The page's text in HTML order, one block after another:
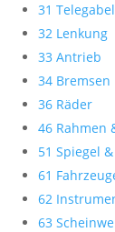
31 Telegabel
32 Lenkung
33 Antrieb
34 Bremsen
36 Räder
46 Rahmen
51 Spiegel
61
62
63